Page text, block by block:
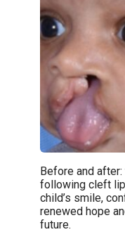
Before and
following cleft
child’s smile,
renewed hope
future.